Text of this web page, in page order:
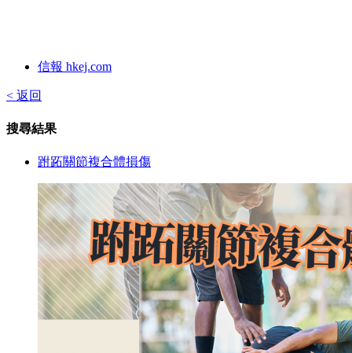
信報 hkej.com
< 返回
搜尋結果
跗跖關節複合體損傷